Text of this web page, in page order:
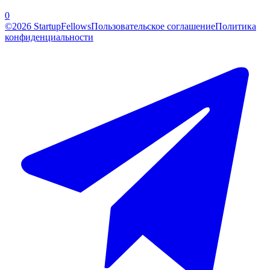
0
©2026 StartupFellowsПользовательское соглашениеПолитика
конфиденциальности